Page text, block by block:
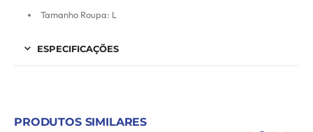
Tamanho Roupa: L
ESPECIFICAÇÕES
PRODUTOS SIMILARES